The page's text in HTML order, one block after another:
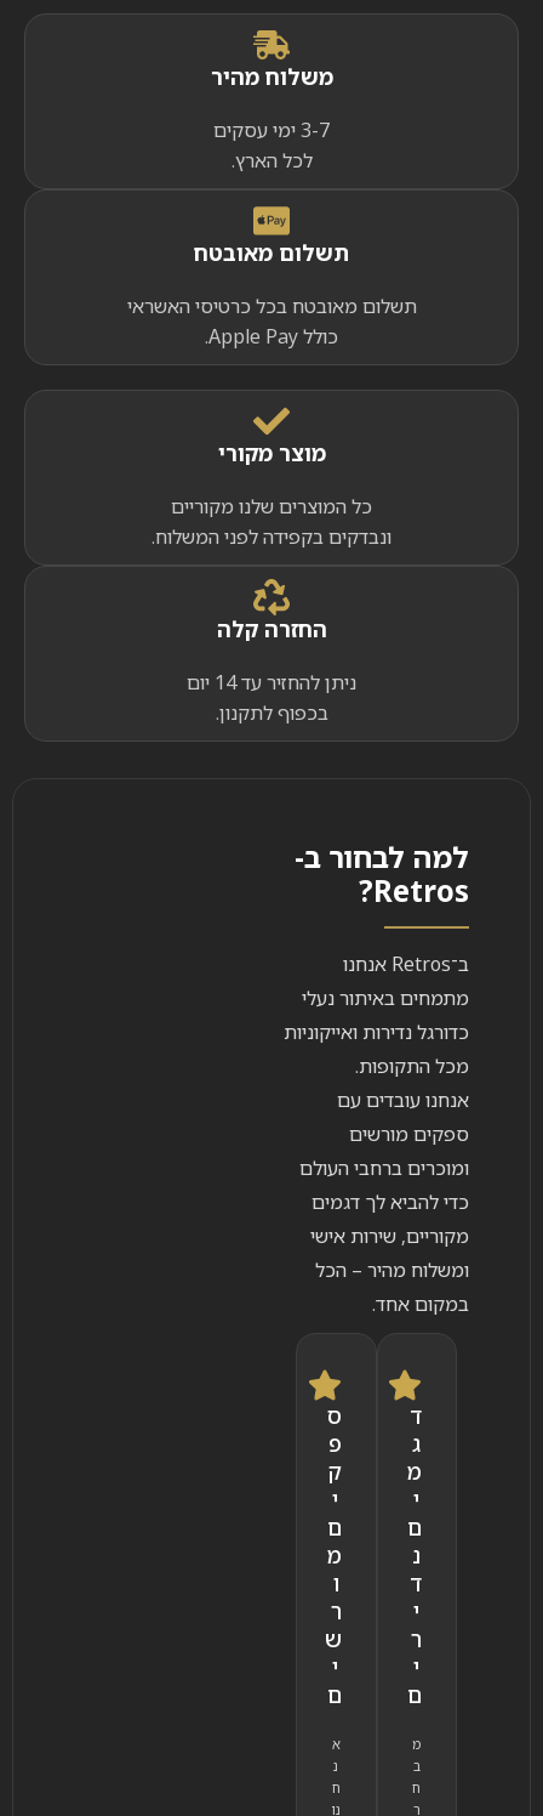
משלוח מהיר
3-7 ימי עסקים
לכל הארץ.
תשלום מאובטח
תשלום מאובטח בכל כרטיסי האשראי
כולל Apple Pay.
מוצר מקורי
כל המוצרים שלנו מקוריים
ונבדקים בקפידה לפני המשלוח.
החזרה קלה
ניתן להחזיר עד 14 יום
בכפוף לתקנון.
למה לבחור ב-
Retros?
ב־Retros אנחנו
מתמחים באיתור נעלי
כדורגל נדירות ואייקוניות
מכל התקופות.
אנחנו עובדים עם
ספקים מורשים
ומוכרים ברחבי העולם
כדי להביא לך דגמים
מקוריים, שירות אישי
ומשלוח מהיר – הכל
במקום אחד.
ד
ג
מ
י
ם
נ
ד
י
ר
י
ם
מ
ב
ח
ר
ס
פ
ק
י
ם
מ
ו
ר
ש
י
ם
א
נ
ח
נו